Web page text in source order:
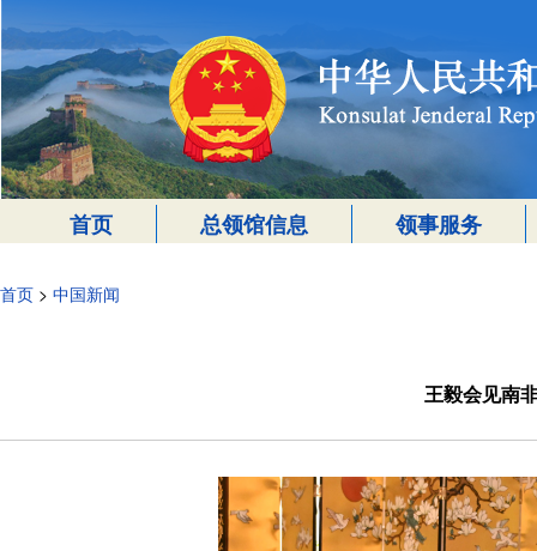
首页 总领馆信息 领事服务
首页 > 中国新闻
王毅会见南